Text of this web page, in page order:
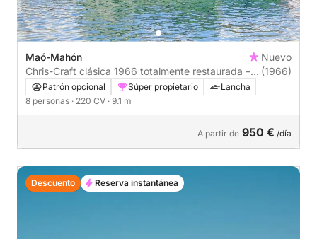
Maó-Mahón
Nuevo
Chris-Craft clásica 1966 totalmente restaurada –
Experiencia vintage exclusiva en Menorca
(1966)
Patrón opcional Súper propietario
Lancha
8 personas · 220 CV · 9.1 m
A partir de 950 € /día
Descuento Reserva instantánea